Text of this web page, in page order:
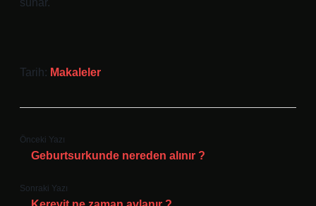
sunar.
Tarih: Makaleler
Önceki Yazı
Geburtsurkunde nereden alınır ?
Sonraki Yazı